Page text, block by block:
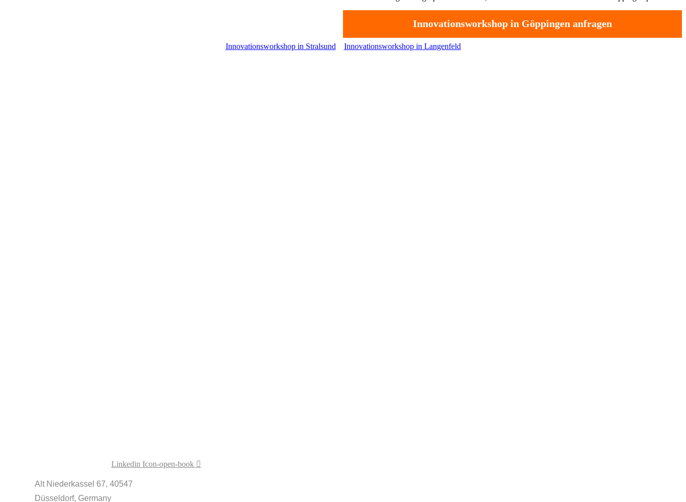
Innovationsworkshop in Göppingen anfragen
Innovationsworkshop in Stralsund Innovationsworkshop in Langenfeld
Linkedin Icon-open-book
Alt Niederkassel 67, 40547
Düsseldorf, Germany